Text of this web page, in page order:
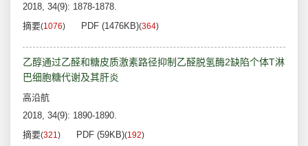
2018, 34(9): 1878-1878.
摘要(1076) PDF (1476KB)(364)
乙醇通过乙醛和糖皮质激素路径抑制乙醛脱氢酶2缺陷个体T淋
巴细胞糖代谢及其肝炎
高沿航
2018, 34(9): 1890-1890.
摘要(321) PDF (59KB)(192)